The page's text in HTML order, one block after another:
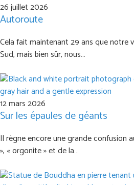
26 juillet 2026
Autoroute
Cela fait maintenant 29 ans que notre
Sud, mais bien sûr, nous…
12 mars 2026
Sur les épaules de géants
Il règne encore une grande confusion
», « orgonite » et de la…